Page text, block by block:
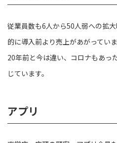
従業員数も6人から50人弱への拡
的に導入前より売上があがっていま
20年前と今は違い、コロナもあっ
じています。
アプリ